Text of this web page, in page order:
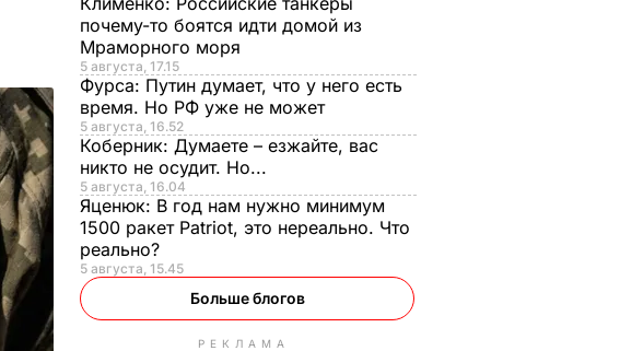
почему-то боятся идти домой из
Мраморного моря
5 августа, 17.15
Фурса: Путин думает, что у него есть
время. Но РФ уже не может
5 августа, 16.52
Коберник: Думаете – езжайте, вас
никто не осудит. Но...
5 августа, 16.04
Яценюк: В год нам нужно минимум
1500 ракет Patriot, это нереально. Что
реально?
5 августа, 15.45
Больше блогов
РЕКЛАМА